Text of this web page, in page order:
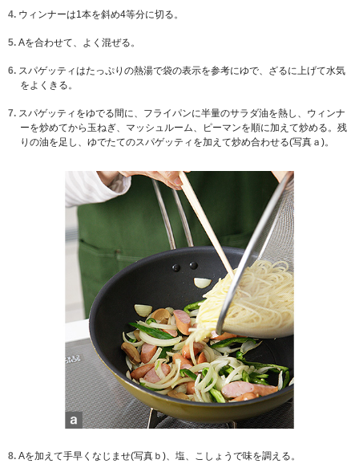
4. ウィンナーは1本を斜め4等分に切る。
5. Aを合わせて、よく混ぜる。
6. スパゲッティはたっぷりの熱湯で袋の表示を参考にゆで、ざるに上げて水気
をよくきる。
7. スパゲッティをゆでる間に、フライパンに半量のサラダ油を熱し、ウィンナ
ーを炒めてから玉ねぎ、マッシュルーム、ピーマンを順に加えて炒める。残
りの油を足し、ゆでたてのスパゲッティを加えて炒め合わせる(写真ａ)。
8. Aを加えて手早くなじませ(写真ｂ)、塩、こしょうで味を調える。